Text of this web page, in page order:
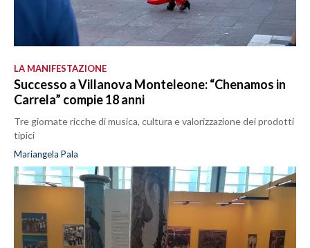
LA MANIFESTAZIONE
Successo a Villanova Monteleone: “Chenamos in
Carrela” compie 18 anni
Tre giornate ricche di musica, cultura e valorizzazione dei prodotti
tipici
Mariangela Pala